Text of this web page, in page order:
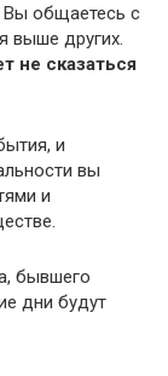
общаетесь с
выше других.
не сказаться
и
вы
и
бывшего
дни будут